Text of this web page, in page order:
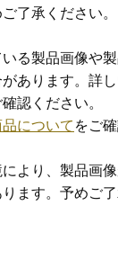
了承ください。
る製品画像や
あります。詳
認ください。
について をご
より、製品画
ます。予めご了